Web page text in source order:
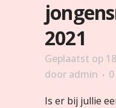
2021
Geplaatst op
door admin
Is er bij jullie